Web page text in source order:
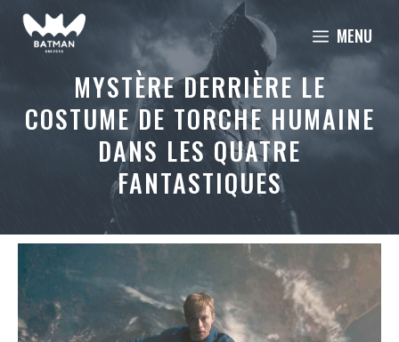
Aller
MENU
MYSTÈRE DERRIÈRE LE
COSTUME DE TORCHE HUMAINE
DANS LES QUATRE
FANTASTIQUES